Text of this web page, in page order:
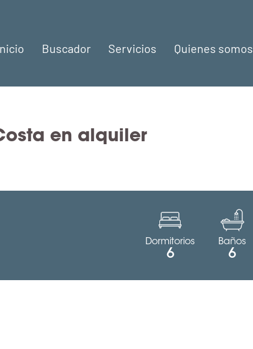
Buscador Servicios Quienes somos
en alquiler
Dormitorios
6
Baños
6